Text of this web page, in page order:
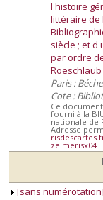
l'histoire
littéraire de
siècle ; et
par ordre
Paris :
Cote :
Ce
fourni à la
nationale de
Adresse
zeimerisx04
[sans